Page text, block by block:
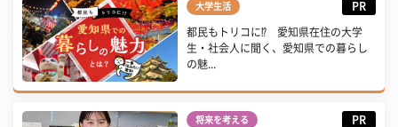
大学生活 PR
都民もトリコに⁉ 愛知県在住の大学
生・社会人に聞く、愛知県での暮らし
の魅...
将来を考える PR